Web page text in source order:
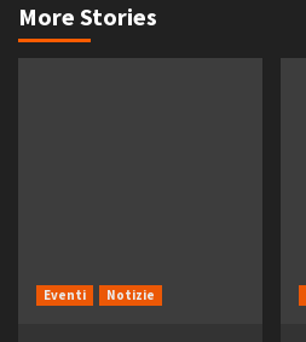
More Stories
Eventi Notizie